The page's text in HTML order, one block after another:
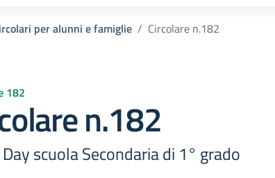
per alunni e famiglie Circolare n.182
182
n.182
scuola Secondaria di 1° grado